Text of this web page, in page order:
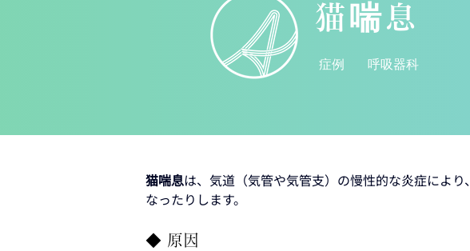
猫喘息
症例 呼吸器科
猫喘息は、気道（気管や気管支）の慢性的な炎症によ
なったりします。
◆ 原因